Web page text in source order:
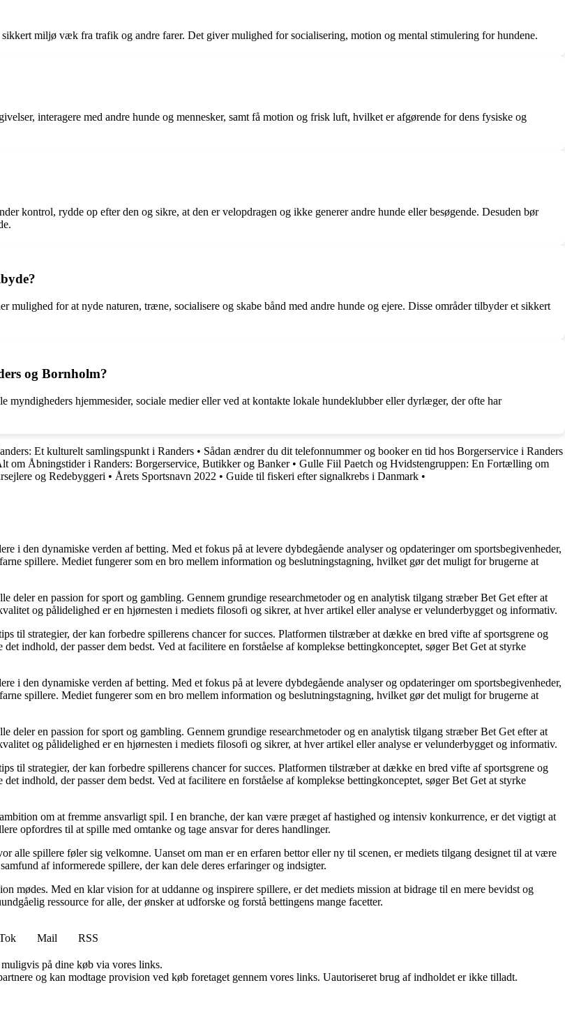
miljø væk fra trafik og andre farer. Det giver mulighed for socialisering, motion og mental stimulering for hundene.
interagere med andre hunde og mennesker, samt få motion og frisk luft, hvilket er afgørende for dens fysiske og
kontrol, rydde op efter den og sikre, at den er velopdragen og ikke generer andre hunde eller besøgende. Desuden bør
mulighed for at nyde naturen, træne, socialisere og skabe bånd med andre hunde og ejere. Disse områder tilbyder et sikkert
og Bornholm?
hjemmesider, sociale medier eller ved at kontakte lokale hundeklubber eller dyrlæger, der ofte har
Et kulturelt samlingspunkt i Randers • Sådan ændrer du dit telefonnummer og booker en tid hos Borgerservice i Randers
om Åbningstider i Randers: Borgerservice, Butikker og Banker• Gulle Fiil Paetch og Hvidstengruppen: En Fortælling om
og Redebyggeri • Årets Sportsnavn 2022 • Guide til fiskeri efter signalkrebs i Danmark •
i den dynamiske verden af betting. Med et fokus på at levere dybdegående analyser og opdateringer om sportsbegivenheder,
spillere. Mediet fungerer som en bro mellem information og beslutningstagning, hvilket gør det muligt for brugerne at
deler en passion for sport og gambling. Gennem grundige researchmetoder og en analytisk tilgang stræber Bet Get efter at
og pålidelighed er en hjørnesten i mediets filosofi og sikrer, at hver artikel eller analyse er velunderbygget og informativ.
til strategier, der kan forbedre spillerens chancer for succes. Platformen tilstræber at dække en bred vifte af sportsgrene og
indhold, der passer dem bedst. Ved at facilitere en forståelse af komplekse bettingkonceptet, søger Bet Get at styrke
i den dynamiske verden af betting. Med et fokus på at levere dybdegående analyser og opdateringer om sportsbegivenheder,
spillere. Mediet fungerer som en bro mellem information og beslutningstagning, hvilket gør det muligt for brugerne at
deler en passion for sport og gambling. Gennem grundige researchmetoder og en analytisk tilgang stræber Bet Get efter at
og pålidelighed er en hjørnesten i mediets filosofi og sikrer, at hver artikel eller analyse er velunderbygget og informativ.
til strategier, der kan forbedre spillerens chancer for succes. Platformen tilstræber at dække en bred vifte af sportsgrene og
indhold, der passer dem bedst. Ved at facilitere en forståelse af komplekse bettingkonceptet, søger Bet Get at styrke
om at fremme ansvarligt spil. I en branche, der kan være præget af hastighed og intensiv konkurrence, er det vigtigt at
opfordres til at spille med omtanke og tage ansvar for deres handlinger.
alle spillere føler sig velkomne. Uanset om man er en erfaren bettor eller ny til scenen, er mediets tilgang designet til at være
af informerede spillere, der kan dele deres erfaringer og indsigter.
mødes. Med en klar vision for at uddanne og inspirere spillere, er det mediets mission at bidrage til en mere bevidst og
ressource for alle, der ønsker at udforske og forstå bettingens mange facetter.
Mail
RSS
på dine køb via vores links.
og kan modtage provision ved køb foretaget gennem vores links. Uautoriseret brug af indholdet er ikke tilladt.